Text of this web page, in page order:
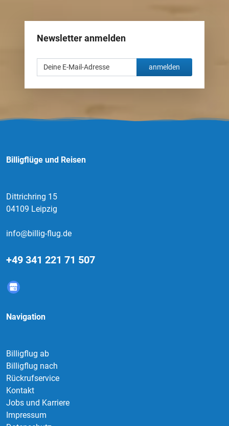
Newsletter anmelden
anmelden
Billigflüge und Reisen
Dittrichring 15
04109 Leipzig
info@billig-flug.de
+49 341 221 71 507
Navigation
Billigflug ab
Billigflug nach
Rückrufservice
Kontakt
Jobs und Karriere
Impressum